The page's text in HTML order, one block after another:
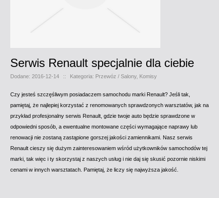
Serwis Renault specjalnie dla ciebie
Dodane: 2016-12-14 :: Kategoria: Przewóz / Salony, Komisy
Czy jesteś szczęśliwym posiadaczem samochodu marki Renault? Jeśli tak,
pamiętaj, że najlepiej korzystać z renomowanych sprawdzonych warsztatów, jak na
przykład profesjonalny serwis Renault, gdzie twoje auto będzie sprawdzone w
odpowiedni sposób, a ewentualne montowane części wymagające naprawy lub
renowacji nie zostaną zastąpione gorszej jakości zamiennikami. Nasz serwis
Renault cieszy się dużym zainteresowaniem wśród użytkowników samochodów tej
marki, tak więc i ty skorzystaj z naszych usług i nie daj się skusić pozornie niskimi
cenami w innych warsztatach. Pamiętaj, że liczy się najwyższa jakość.